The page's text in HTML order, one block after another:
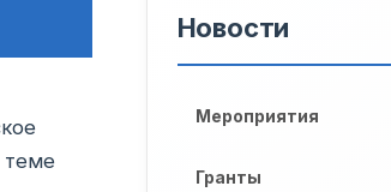
теме
Новости
Мероприятия
Гранты